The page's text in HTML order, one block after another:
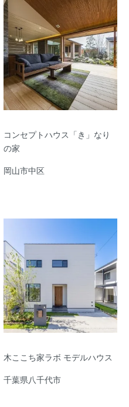
コンセプトハウス「き」なり
の家
岡山市中区
木ここち家ラボ モデルハウス
千葉県八千代市